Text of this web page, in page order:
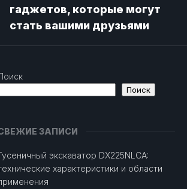
гаджетов, которые могут
стать вашими друзьями
Поиск
ЗАПИСИ
экскаватор DX225NLCA:
характеристики и области